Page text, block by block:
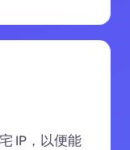
IP，以便能